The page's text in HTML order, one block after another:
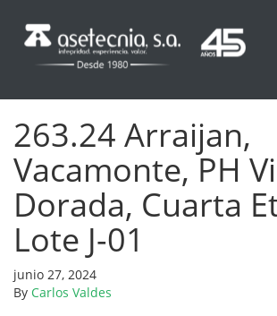
263.24 Arraijan,
Vacamonte, PH
Dorada, Cuarta
Lote J-01
junio 27, 2024
By Carlos Valdes